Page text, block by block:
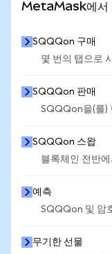
MetaMask에서
SQQQon 구매
몇 번의 탭으로
SQQQon 판매
SQQQon을(를)
SQQQon 스왑
블록체인 전반
예측
SQQQon 및 암
무기한 선물